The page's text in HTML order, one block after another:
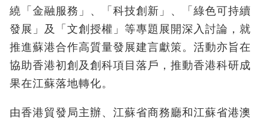
繞「金融服務」、「科技創新」、「綠色可持續
發展」及「文創授權」等專題展開深入討論，就
推進蘇港合作高質量發展建言獻策。活動亦旨在
協助香港初創及創科項目落戶，推動香港科研成
果在江蘇落地轉化。
由香港貿發局主辦、江蘇省商務廳和江蘇省港澳